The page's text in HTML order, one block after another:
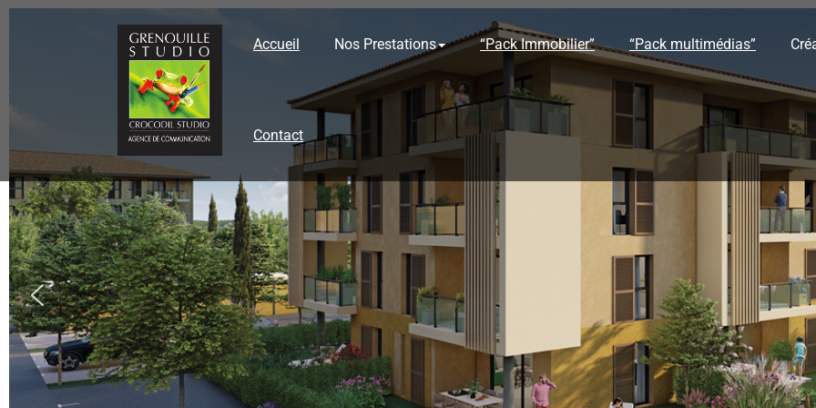
Skip
Accueil Nos Prestations “Pack Immobilier” “Pack multimédias”
Contact